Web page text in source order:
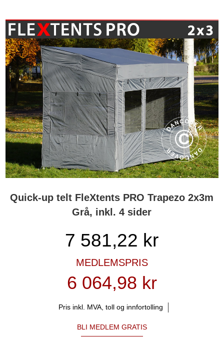
Quick-up telt FleXtents PRO Trapezo 2x3m
Grå, inkl. 4 sider
7 581,22 kr
MEDLEMSPRIS
6 064,98 kr
Pris inkl. MVA, toll og innfortolling
BLI MEDLEM GRATIS